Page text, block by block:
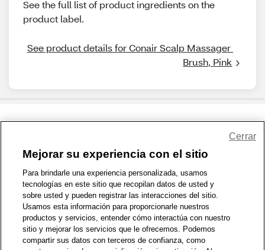
See the full list of product ingredients on the
product label.
See product details for Conair Scalp Massager
Brush, Pink
1-800-679-9691 | Contáctenos | Términos de Uso | Accesibilidad
Política de Privacidad | WA Privacy Policy | Mapa del sitio
Zona de Bienestar | © 1999 - 2026 CVS.com
Mejorar su experiencia con el sitio
Para brindarle una experiencia personalizada, usamos
tecnologías en este sitio que recopilan datos de usted y
sobre usted y pueden registrar las interacciones del sitio.
Usamos esta información para proporcionarle nuestros
productos y servicios, entender cómo interactúa con nuestro
sitio y mejorar los servicios que le ofrecemos. Podemos
compartir sus datos con terceros de confianza, como
Cerrar